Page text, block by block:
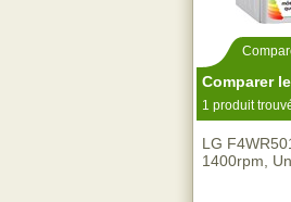
Comparer
1 produit
LG
1400rpm,